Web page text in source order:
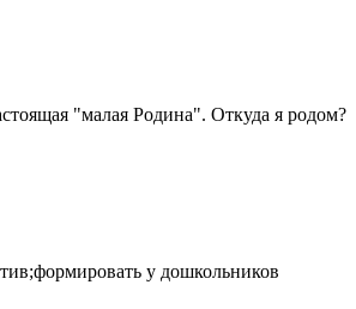
"малая Родина". Откуда я родом?
у дошкольников